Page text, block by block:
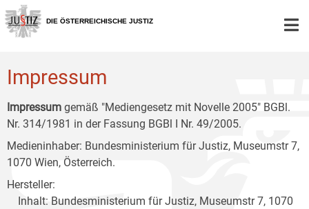
Zur
Hauptnavigation
[1]
Zum
Inhalt
[2]
Zum
Untermenü
[3]
DIE ÖSTERREICHISCHE JUSTIZ
Impressum
Impressum gemäß "Mediengesetz mit Novelle 2005" BGBl.
Nr. 314/1981 in der Fassung BGBl I Nr. 49/2005.
Medieninhaber: Bundesministerium für Justiz, Museumstr 7,
1070 Wien, Österreich.
Hersteller:
Inhalt: Bundesministerium für Justiz, Museumstr 7, 1070